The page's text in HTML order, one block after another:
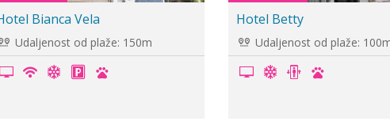
Hotel Adriatica
Udaljenost od plaže: -
Hotel Confort
Udaljenost od plaže: